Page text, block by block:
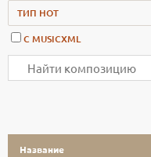
ТИП НОТ
С MUSICXML
Название